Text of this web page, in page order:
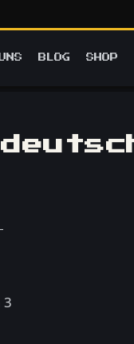
BLOG SHOP
3